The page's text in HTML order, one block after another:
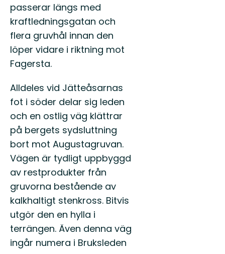
passerar längs med
kraftledningsgatan och
flera gruvhål innan den
löper vidare i riktning mot
Fagersta.
Alldeles vid Jätteåsarnas
fot i söder delar sig leden
och en ostlig väg klättrar
på bergets sydsluttning
bort mot Augustagruvan.
Vägen är tydligt uppbyggd
av restprodukter från
gruvorna bestående av
kalkhaltigt stenkross. Bitvis
utgör den en hylla i
terrängen. Även denna väg
ingår numera i Bruksleden